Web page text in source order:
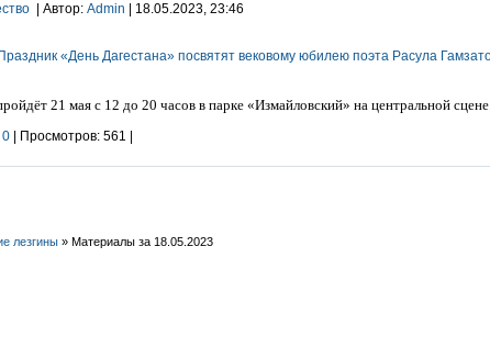
| Автор: Admin | 18.05.2023, 23:46
21 мая с 12 до 20 часов в парке «Измайловский» на центральной сцене.
0 | Просмотров: 561 |
лезгины » Материалы за 18.05.2023